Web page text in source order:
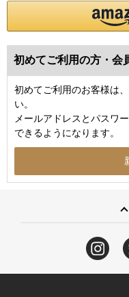
初めてご利用の方・会
初めてご利用のお客様は
い。
メールアドレスとパスワ
できるようになります。